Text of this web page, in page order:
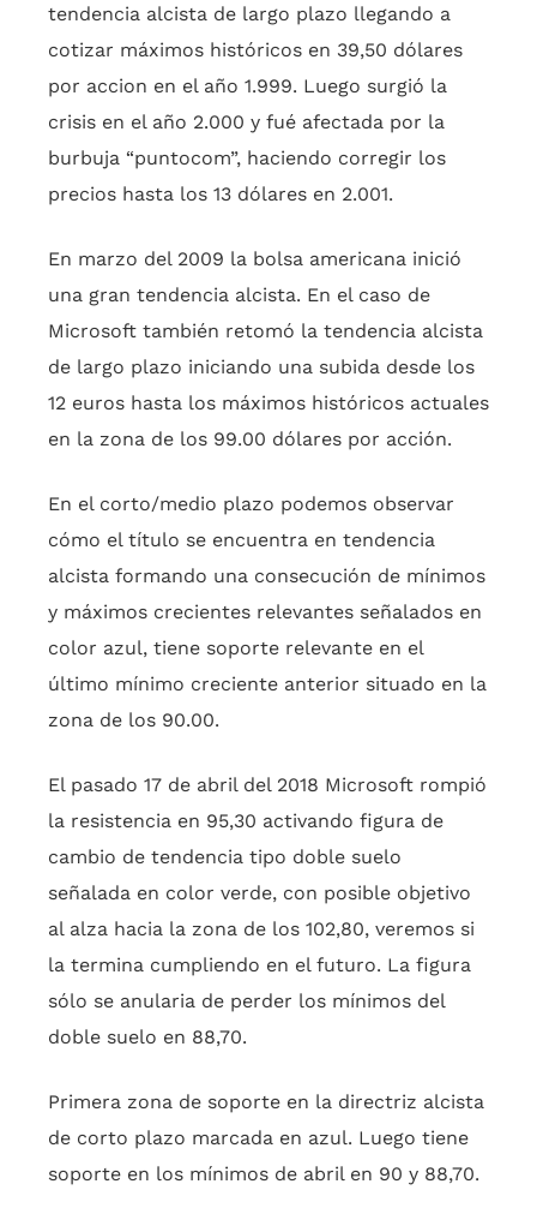
tendencia alcista de largo plazo llegando a
cotizar máximos históricos en 39,50 dólares
por accion en el año 1.999. Luego surgió la
crisis en el año 2.000 y fué afectada por la
burbuja “puntocom”, haciendo corregir los
precios hasta los 13 dólares en 2.001.
En marzo del 2009 la bolsa americana inició
una gran tendencia alcista. En el caso de
Microsoft también retomó la tendencia alcista
de largo plazo iniciando una subida desde los
12 euros hasta los máximos históricos actuales
en la zona de los 99.00 dólares por acción.
En el corto/medio plazo podemos observar
cómo el título se encuentra en tendencia
alcista formando una consecución de mínimos
y máximos crecientes relevantes señalados en
color azul, tiene soporte relevante en el
último mínimo creciente anterior situado en la
zona de los 90.00.
El pasado 17 de abril del 2018 Microsoft rompió
la resistencia en 95,30 activando figura de
cambio de tendencia tipo doble suelo
señalada en color verde, con posible objetivo
al alza hacia la zona de los 102,80, veremos si
la termina cumpliendo en el futuro. La figura
sólo se anularia de perder los mínimos del
doble suelo en 88,70.
Primera zona de soporte en la directriz alcista
de corto plazo marcada en azul. Luego tiene
soporte en los mínimos de abril en 90 y 88,70.